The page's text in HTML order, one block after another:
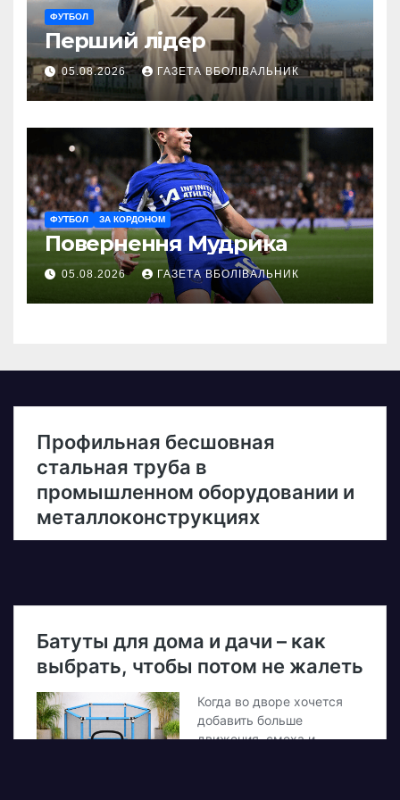
ФУТБОЛ
Перший лідер
05.08.2026 ГАЗЕТА ВБОЛІВАЛЬНИК
ФУТБОЛ ЗА КОРДОНОМ
Повернення Мудрика
05.08.2026 ГАЗЕТА ВБОЛІВАЛЬНИК